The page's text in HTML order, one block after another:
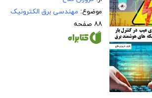
موضوع: مهندسی برق الکترونیک
۸۸ صفحه